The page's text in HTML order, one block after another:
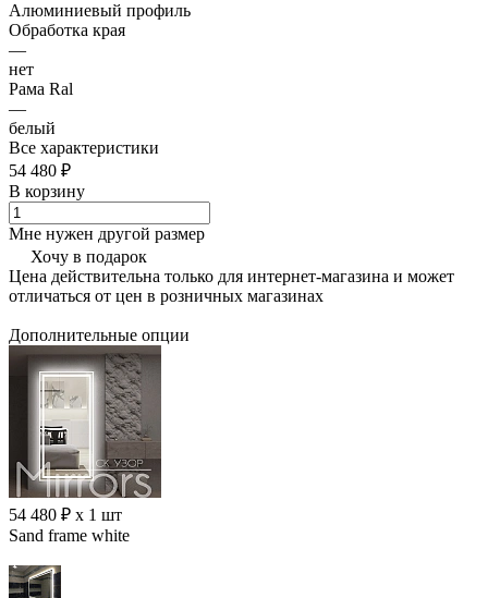
Алюминиевый профиль
Обработка края
—
нет
Рама Ral
—
белый
Все характеристики
54 480 ₽
В корзину
Мне нужен другой размер
Хочу в подарок
Цена действительна только для интернет-магазина и может
отличаться от цен в розничных магазинах
Дополнительные опции
54 480 ₽ x 1 шт
Sand frame white